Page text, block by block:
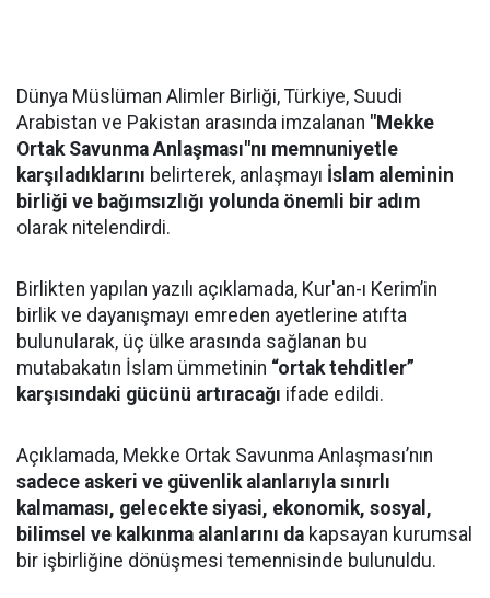
Dünya Müslüman Alimler Birliği, Türkiye, Suudi
Arabistan ve Pakistan arasında imzalanan "Mekke
Ortak Savunma Anlaşması"nı memnuniyetle
karşıladıklarını belirterek, anlaşmayı İslam aleminin
birliği ve bağımsızlığı yolunda önemli bir adım
olarak nitelendirdi.
Birlikten yapılan yazılı açıklamada, Kur'an-ı Kerim’in
birlik ve dayanışmayı emreden ayetlerine atıfta
bulunularak, üç ülke arasında sağlanan bu
mutabakatın İslam ümmetinin “ortak tehditler”
karşısındaki gücünü artıracağı ifade edildi.
Açıklamada, Mekke Ortak Savunma Anlaşması’nın
sadece askeri ve güvenlik alanlarıyla sınırlı
kalmaması, gelecekte siyasi, ekonomik, sosyal,
bilimsel ve kalkınma alanlarını da kapsayan kurumsal
bir işbirliğine dönüşmesi temennisinde bulunuldu.